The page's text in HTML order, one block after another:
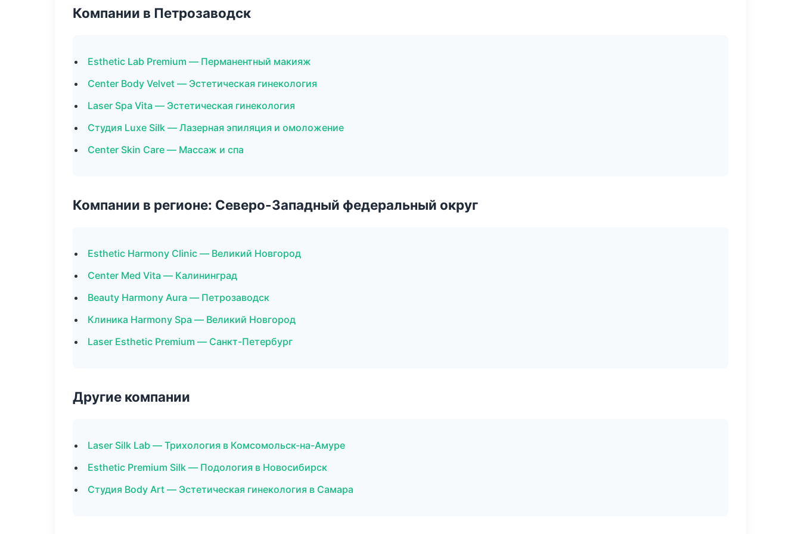
Компании в Петрозаводск
Esthetic Lab Premium — Перманентный макияж
Center Body Velvet — Эстетическая гинекология
Laser Spa Vita — Эстетическая гинекология
Студия Luxe Silk — Лазерная эпиляция и омоложение
Center Skin Care — Массаж и спа
Компании в регионе: Северо-Западный федеральный округ
Esthetic Harmony Clinic — Великий Новгород
Center Med Vita — Калининград
Beauty Harmony Aura — Петрозаводск
Клиника Harmony Spa — Великий Новгород
Laser Esthetic Premium — Санкт-Петербург
Другие компании
Laser Silk Lab — Трихология в Комсомольск-на-Амуре
Esthetic Premium Silk — Подология в Новосибирск
Студия Body Art — Эстетическая гинекология в Самара